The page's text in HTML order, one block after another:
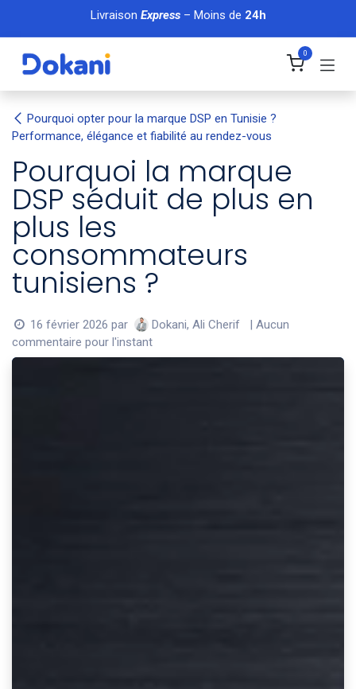
Se rendre au contenu
Livraison Express– Moins de 24h
0
Pourquoi opter pour la marque DSP en Tunisie ?
Performance, élégance et fiabilité au rendez-vous
Pourquoi la marque
DSP séduit de plus en
plus les
consommateurs
tunisiens ?
16 février 2026 par Dokani, Ali Cherif
| Aucun
commentaire pour l'instant